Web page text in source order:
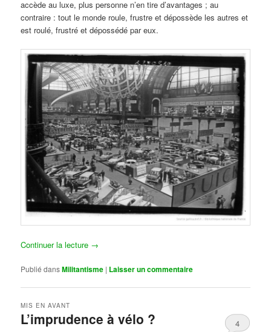
accède au luxe, plus personne n’en tire d’avantages ; au
contraire : tout le monde roule, frustre et dépossède les autres et
est roulé, frustré et dépossédé par eux.
Continuer la lecture →
Publié dansMilitantisme | Laisser un commentaire
L’imprudence à vélo ?
MIS EN AVANT
4